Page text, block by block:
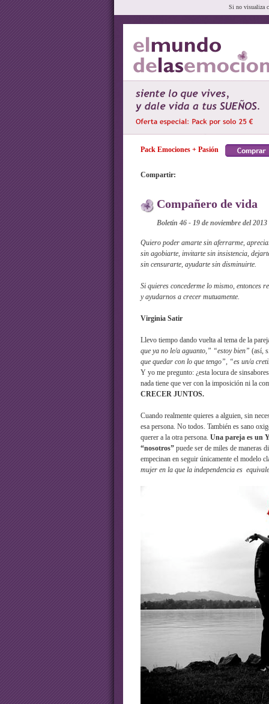
Si no visualiza
Pack Emociones + Pasión
Compartir:
Compañero de vida
Boletín 46 - 19 de noviembre del 2013
Quiero poder amarte sin aferrarme,
sin agobiarte, invitarte sin insistencia,
sin censurarte, ayudarte sin disminuirte.
Si quieres concederme lo mismo, entonces
y ayudarnos a crecer mutuamente.
Virginia Satir
Llevo tiempo dando vuelta al tema de la
que ya no le/a aguanto,” “estoy bien” (así,
que quedar con lo que tengo”, “es un/a
Y yo me pregunto: ¿esta locura de
nada tiene que ver con la imposición ni la
CRECER JUNTOS.
Cuando realmente quieres a alguien, sin
esa persona. No todos. También es sano
querer a la otra persona. Una pareja es un
“nosotros”puede ser de miles de maneras
empecinan en seguir únicamente el modelo
mujer en la que la independencia es